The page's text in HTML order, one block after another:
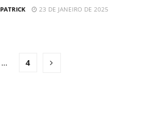
PATRICK 23 DE JANEIRO DE 2025
… 4